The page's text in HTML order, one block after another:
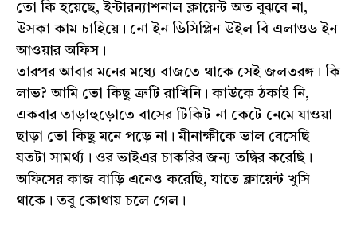
তো কি হয়েছে, ইন্টারন্যাশনাল ক্লায়েন্ট অত বুঝবে না,
উসকা কাম চাহিয়ে। নো ইন ডিসিপ্লিন উইল বি এলাওড ইন
আওয়ার অফিস।
তারপর আবার মনের মধ্যে বাজতে থাকে সেই জলতরঙ্গ। কি
লাভ? আমি তো কিছু ত্রুটি রাখিনি। কাউকে ঠকাই নি,
একবার তাড়াহুড়োতে বাসের টিকিট না কেটে নেমে যাওয়া
ছাড়া তো কিছু মনে পড়ে না। মীনাক্ষীকে ভাল বেসেছি
যতটা সামর্থ্য। ওর ভাইএর চাকরির জন্য তদ্বির করেছি।
অফিসের কাজ বাড়ি এনেও করেছি, যাতে ক্লায়েন্ট খুসি
থাকে। তবু কোথায় চলে গেল।